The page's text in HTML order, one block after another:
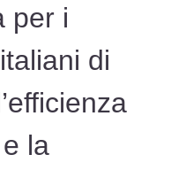
per i
di
la